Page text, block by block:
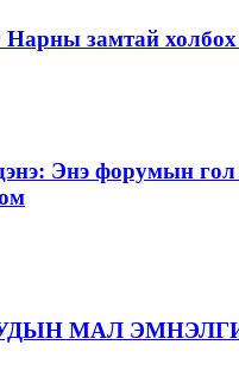
замтай
Энэ форумын гол
МАЛ